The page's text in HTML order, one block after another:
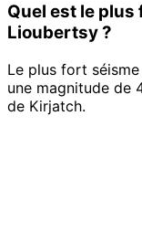
Quel est le
Lioubertsy ?
Le plus fort
une magnitude de
de Kirjatch.